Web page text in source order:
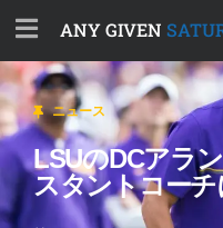
ANY GIVEN
ニュース
LSUのDCアラ
スタントコーチ